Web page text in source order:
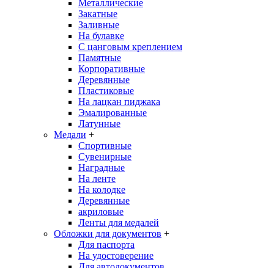
Металлические
Закатные
Заливные
На булавке
С цанговым креплением
Памятные
Корпоративные
Деревянные
Пластиковые
На лацкан пиджака
Эмалированные
Латунные
Медали +
Спортивные
Сувенирные
Наградные
На ленте
На колодке
Деревянные
акриловые
Ленты для медалей
Обложки для документов +
Для паспорта
На удостоверение